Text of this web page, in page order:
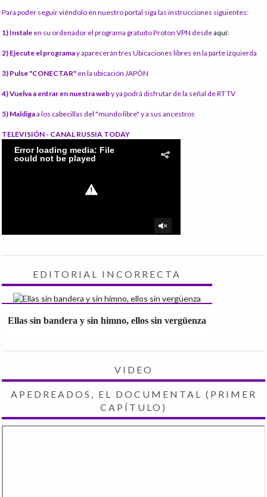
Para poder seguir viéndolo en nuestro portal siga las instrucciones siguientes:
1) Instale en su ordenador el programa gratuito Proton VPN desdeaquí:
2) Ejecute el programay aparecerán tres Ubicaciones libres en la parte izquierda
3) Pulse "CONECTAR" en la ubicación JAPÓN
4) Vuelva a entrar en nuestra weby ya podrá disfrutar de la señal de RT TV
5) Maldigaa los cabecillas del "mundo libre" y a sus ancestros
TELEVISIÓN - CANAL RUSSIA TODAY
EDITORIAL INCORRECTA
Ellas sin bandera y sin himno, ellos sin vergüenza
VIDEO
APEDREADOS, EL DOCUMENTAL (PRIMER
CAPÍTULO)